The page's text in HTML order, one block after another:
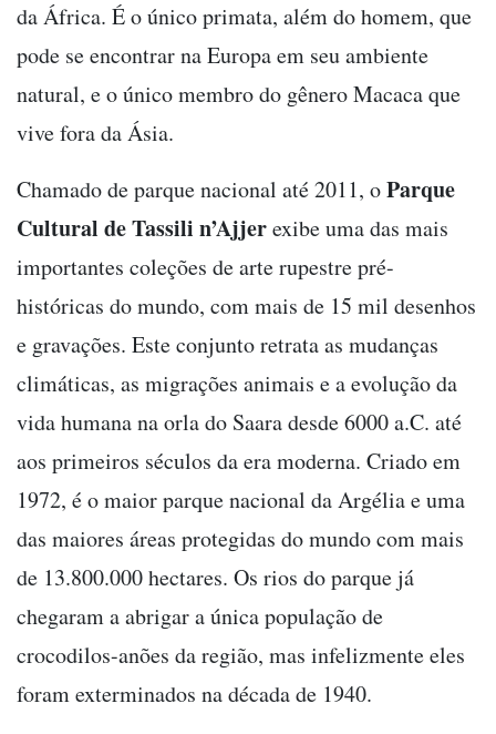
da África. É o único primata, além do homem, que
pode se encontrar na Europa em seu ambiente
natural, e o único membro do gênero Macaca que
vive fora da Ásia.
Chamado de parque nacional até 2011, oParque
Cultural de Tassili n’Ajjerexibe uma das mais
importantes coleções de arte rupestre pré-
históricas do mundo, com mais de 15 mil desenhos
e gravações. Este conjunto retrata as mudanças
climáticas, as migrações animais e a evolução da
vida humana na orla do Saara desde 6000 a.C. até
aos primeiros séculos da era moderna. Criado em
1972, é o maior parque nacional da Argélia e uma
das maiores áreas protegidas do mundo com mais
de 13.800.000 hectares. Os rios do parque já
chegaram a abrigar a única população de
crocodilos-anões da região, mas infelizmente eles
foram exterminados na década de 1940.